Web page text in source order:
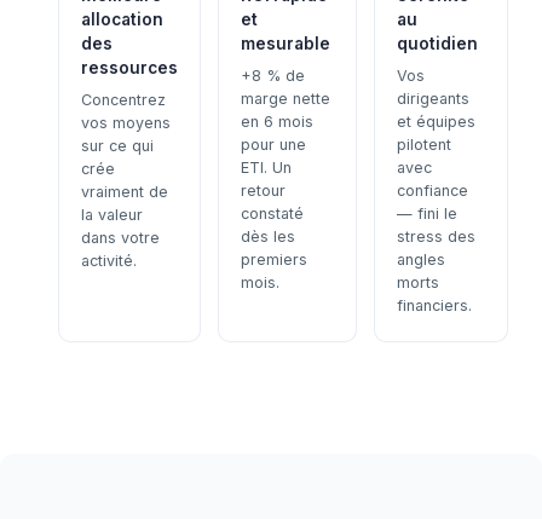
allocation
des
ressources
Concentrez
vos moyens
sur ce qui
crée
vraiment de
la valeur
dans votre
activité.
et
mesurable
+8 % de
marge nette
en 6 mois
pour une
ETI. Un
retour
constaté
dès les
premiers
mois.
au
quotidien
Vos
dirigeants
et équipes
pilotent
avec
confiance
— fini le
stress des
angles
morts
financiers.